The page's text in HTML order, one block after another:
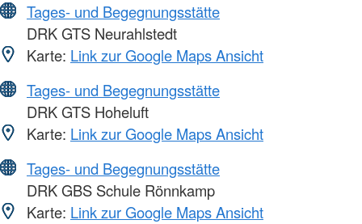
Tages- und Begegnungsstätte
DRK GTS Neurahlstedt
Karte: Link zur Google Maps Ansicht
Tages- und Begegnungsstätte
DRK GTS Hoheluft
Karte: Link zur Google Maps Ansicht
Tages- und Begegnungsstätte
DRK GBS Schule Rönnkamp
Karte: Link zur Google Maps Ansicht